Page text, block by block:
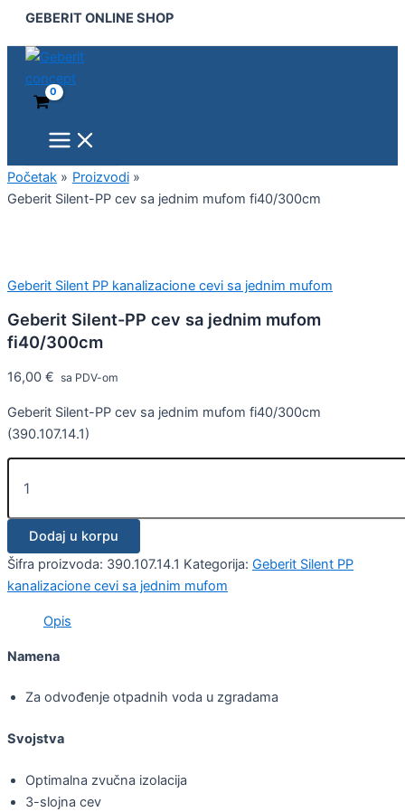
Pređi
sadržaj
GEBERIT ONLINE SHOP
Menu
Početak
Proizvodi
Geberit Silent-PP cev sa jednim mufom fi40/300cm
Geberit Silent PP kanalizacione cevi sa jednim mufom
Geberit Silent-PP cev sa jednim mufom
fi40/300cm
16,00 € sa PDV-om
Geberit Silent-PP cev sa jednim mufom fi40/300cm
(390.107.14.1)
Silent-
PP
cev
jednim
fi40/300cm
količina
Dodaj u korpu
Šifra proizvoda: 390.107.14.1 Kategorija: Geberit Silent PP
kanalizacione cevi sa jednim mufom
Opis
Namena
Za odvođenje otpadnih voda u zgradama
Svojstva
Optimalna zvučna izolacija
3-slojna cev